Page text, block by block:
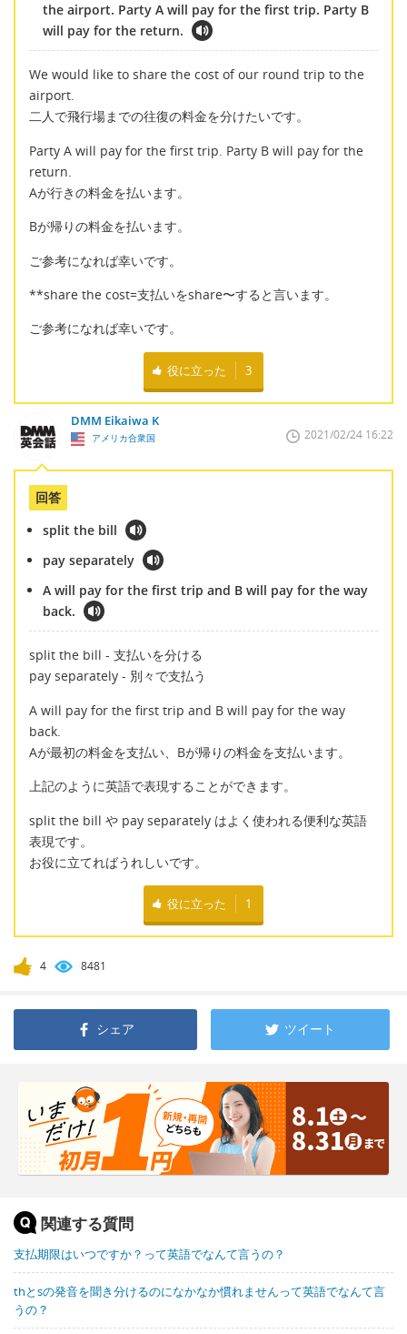
the airport. Party A will pay for the first trip. Party B
will pay for the return.
We would like to share the cost of our round trip to the
airport.
二人で飛行場までの往復の料金を分けたいです。
Party A will pay for the first trip. Party B will pay for the
return.
Aが行きの料金を払います。
Bが帰りの料金を払います。
ご参考になれば幸いです。
**share the cost=支払いをshare〜すると言います。
ご参考になれば幸いです。
役に立った 3
DMM Eikaiwa K
アメリカ合衆国 2021/02/24 16:22
回答
split the bill
pay separately
A will pay for the first trip and B will pay for the way
back.
split the bill - 支払いを分ける
pay separately - 別々で支払う
A will pay for the first trip and B will pay for the way
back.
Aが最初の料金を支払い、Bが帰りの料金を支払います。
上記のように英語で表現することができます。
split the bill や pay separately はよく使われる便利な英語
表現です。
お役に立てればうれしいです。
役に立った 1
4 8481
シェア ツイート
関連する質問
支払期限はいつですか？って英語でなんて言うの？
thとsの発音を聞き分けるのになかなか慣れませんって英語でなんて言
うの？